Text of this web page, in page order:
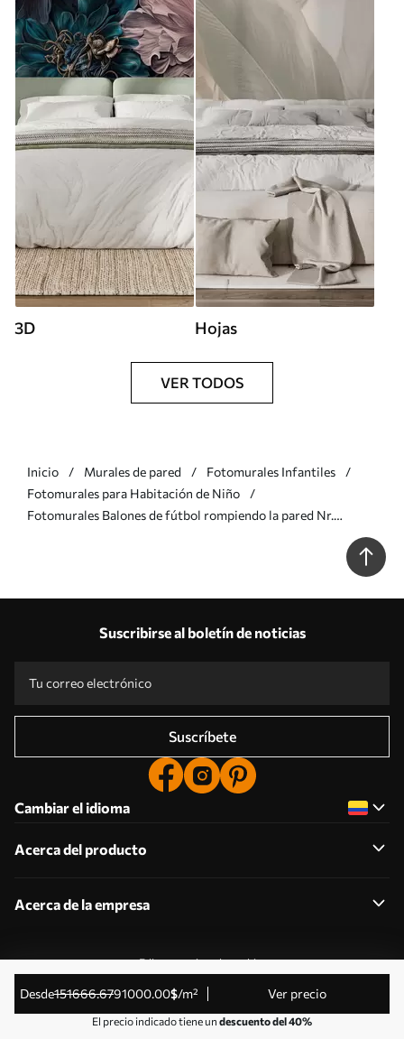
desde151666.6791000.00$/m² Ver precio
El precio indicado tiene un descuento del 40%
3D Hojas
VER TODOS
Inicio Murales de pared
Fotomurales Infantiles
Fotomurales para Habitación de Niño
Fotomurales Balones de fútbol rompiendo la pared Nr.
Suscribirse al boletín de noticias
Suscríbete
Cambiar el idioma
Acerca del producto
Acerca de la empresa
Editar permisos de cookies
© 2011-2026 Uwalls . Todos los derechos reservados.
Gestionado por KLW Sp. z o.o. CIF: PL9223057591.